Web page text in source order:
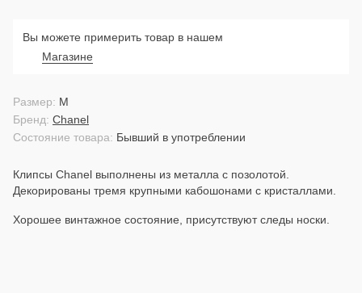
Вы можете примерить товар в нашем
Магазине
Состояние товара: Бывший в употреблении
Бренд: Chanel
Размер: M
Клипсы Chanel выполнены из металла с позолотой.
Декорированы тремя крупными кабошонами с кристаллами.
Хорошее винтажное состояние, присутствуют следы носки.